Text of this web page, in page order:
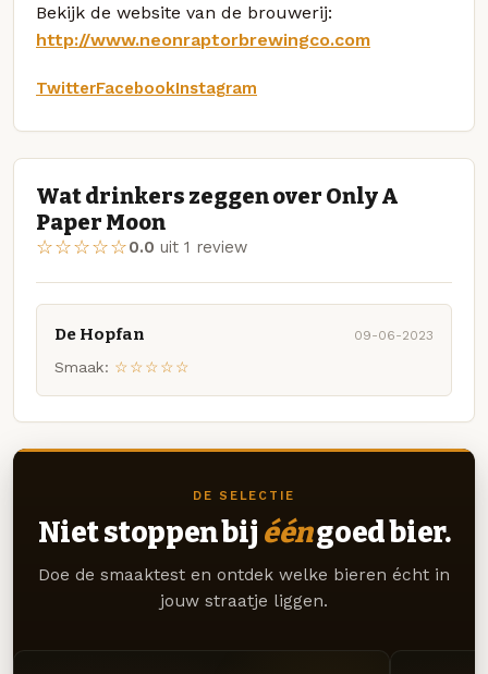
Bekijk de website van de brouwerij:
http://www.neonraptorbrewingco.com
TwitterFacebookInstagram
Wat drinkers zeggen over Only A
Paper Moon
☆☆☆☆☆0.0 uit 1 review
De Hopfan 09-06-2023
Smaak: ☆☆☆☆☆
DE SELECTIE
Niet stoppen bij ééngoed bier.
Doe de smaaktest en ontdek welke bieren écht in
jouw straatje liggen.